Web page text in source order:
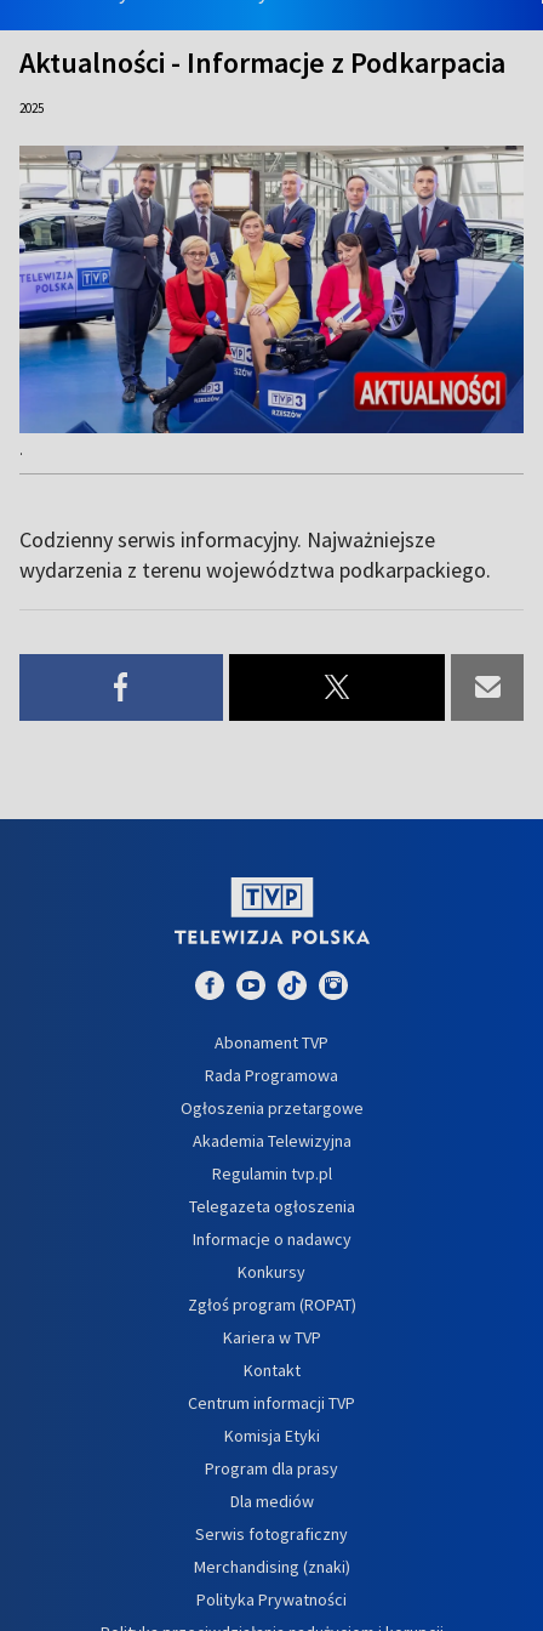
Aktualności - Informacje z Podkarpacia
2025
.
Codzienny serwis informacyjny. Najważniejsze
wydarzenia z terenu województwa podkarpackiego.
Abonament TVP
Rada Programowa
Ogłoszenia przetargowe
Akademia Telewizyjna
Regulamin tvp.pl
Telegazeta ogłoszenia
Informacje o nadawcy
Konkursy
Zgłoś program (ROPAT)
Kariera w TVP
Kontakt
Centrum informacji TVP
Komisja Etyki
Program dla prasy
Dla mediów
Serwis fotograficzny
Merchandising (znaki)
Polityka Prywatności